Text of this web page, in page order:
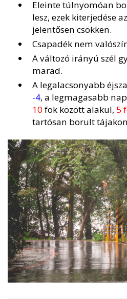
Eleinte túlnyomóan
lesz, ezek kiterjedése
jelentősen csökken.
Csapadék nem
A változó irányú szél
marad.
A legalacsonyabb
-4, a legmagasabb
10fok között alakul, 5
tartósan borult